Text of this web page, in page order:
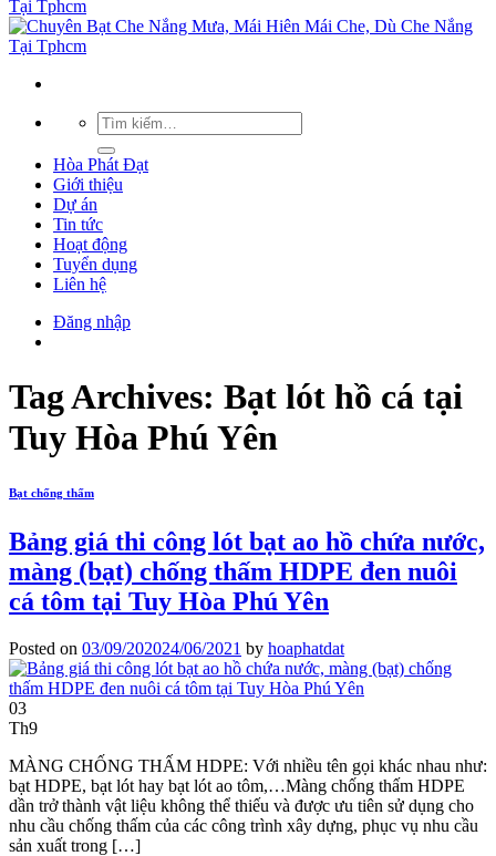
Hòa Phát Đạt
Giới thiệu
Dự án
Tin tức
Hoạt động
Tuyển dụng
Liên hệ
Đăng nhập
Tag Archives: Bạt lót hồ cá tại
Tuy Hòa Phú Yên
Bạt chống thấm
Bảng giá thi công lót bạt ao hồ chứa nước,
màng (bạt) chống thấm HDPE đen nuôi
cá tôm tại Tuy Hòa Phú Yên
Posted on 03/09/202024/06/2021 by hoaphatdat
03
Th9
MÀNG CHỐNG THẤM HDPE: Với nhiều tên gọi khác nhau như:
bạt HDPE, bạt lót hay bạt lót ao tôm,…Màng chống thấm HDPE
dần trở thành vật liệu không thể thiếu và được ưu tiên sử dụng cho
nhu cầu chống thấm của các công trình xây dựng, phục vụ nhu cầu
sản xuất trong […]